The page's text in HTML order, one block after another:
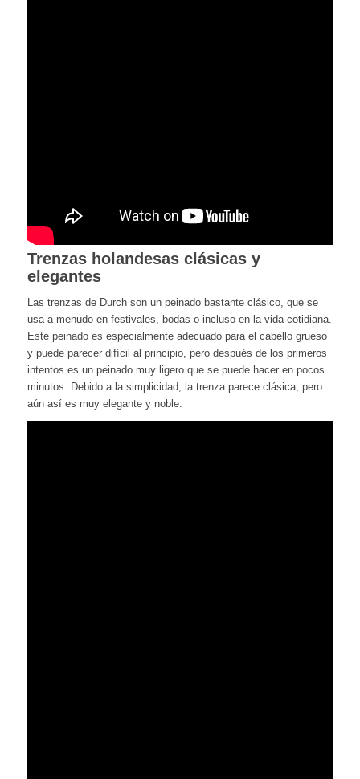
Trenzas holandesas clásicas y
elegantes
Las trenzas de Durch son un peinado bastante clásico, que se
usa a menudo en festivales, bodas o incluso en la vida cotidiana.
Este peinado es especialmente adecuado para el cabello grueso
y puede parecer difícil al principio, pero después de los primeros
intentos es un peinado muy ligero que se puede hacer en pocos
minutos. Debido a la simplicidad, la trenza parece clásica, pero
aún así es muy elegante y noble.